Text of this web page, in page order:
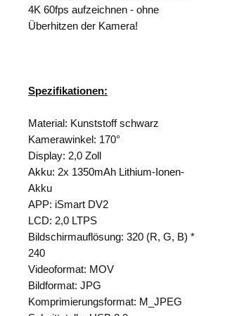
4K 60fps aufzeichnen - ohne
Überhitzen der Kamera!
Spezifikationen:
Material: Kunststoff schwarz
Kamerawinkel: 170°
Display: 2,0 Zoll
Akku: 2x 1350mAh Lithium-Ionen-
Akku
APP: iSmart DV2
LCD: 2,0 LTPS
Bildschirmauflösung: 320 (R, G, B) *
240
Videoformat: MOV
Bildformat: JPG
Komprimierungsformat: M_JPEG